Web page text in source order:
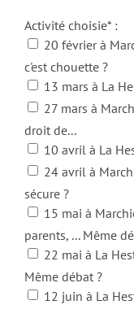
Activité choisie* :
20 février à
c'est chouette ?
13 mars à La
27 mars à
droit de...
10 avril à La
24 avril à
sécure ?
15 mai à
parents, ... Même
22 mai à La
Même débat ?
12 juin à La